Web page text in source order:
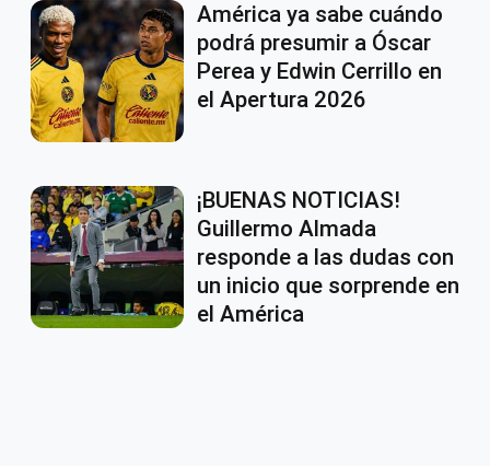
América ya sabe cuándo
podrá presumir a Óscar
Perea y Edwin Cerrillo en
el Apertura 2026
¡BUENAS NOTICIAS!
Guillermo Almada
responde a las dudas con
un inicio que sorprende en
el América